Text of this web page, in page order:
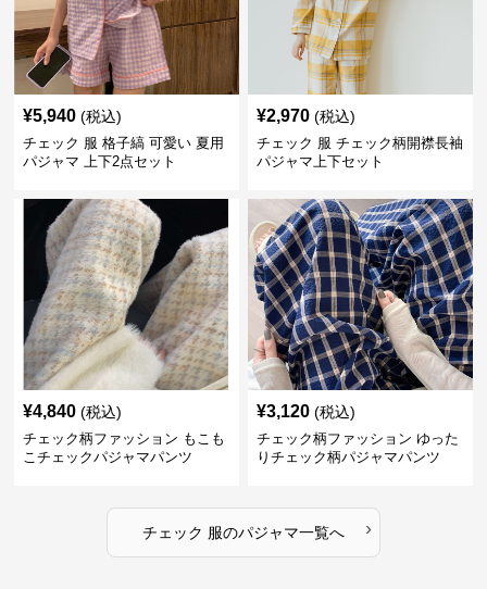
¥5,940 (税込)
チェック 服 格子縞 可愛い 夏用
パジャマ 上下2点セット
¥2,970 (税込)
チェック 服 チェック柄開襟長袖
パジャマ上下セット
¥4,840 (税込)
チェック柄ファッション もこも
こチェックパジャマパンツ
¥3,120 (税込)
チェック柄ファッション ゆった
りチェック柄パジャマパンツ
チェック 服のパジャマ一覧へ ›